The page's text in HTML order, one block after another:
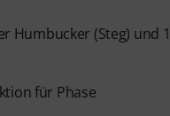
Humbucker (Steg) und
für Phase